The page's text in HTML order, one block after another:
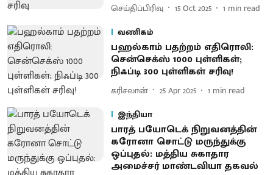
செய்திப்பிரிவு 15 Oct 2025 1 min read
வணிகம்
பஹல்காம் பதற்றம் எதிரொலி:
சென்செக்ஸ் 1000 புள்ளிகள்;
நிஃப்டி 300 புள்ளிகள் சரிவு!
கரிசலான் 25 Apr 2025 1 min read
இந்தியா
பாரத் பயோடெக் நிறுவனத்தின்
கரோனா சொட்டு மருந்துக்கு
ஒப்புதல்: மத்திய சுகாதார
அமைச்சர் மாண்டவியா தகவல்